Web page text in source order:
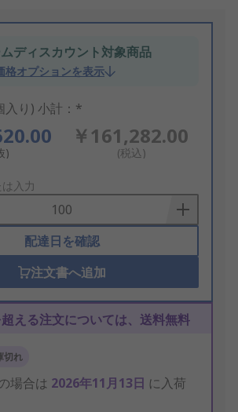
ディスカウント対象商品
格オプションを表示
入り) 小計：*
)
￥161,282.00
(税込)
入力
配達日を確認
注文書へ追加
える注文については、送料無料
切れ
場合は 2026年11月13日 に入荷